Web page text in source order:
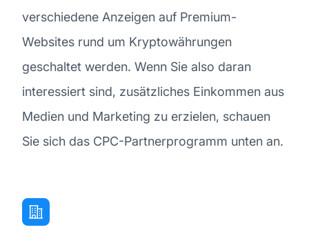
verschiedene Anzeigen auf Premium-
Websites rund um Kryptowährungen
geschaltet werden. Wenn Sie also daran
interessiert sind, zusätzliches Einkommen aus
Medien und Marketing zu erzielen, schauen
Sie sich das CPC-Partnerprogramm unten an.